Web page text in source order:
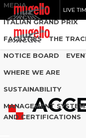
LIVE
MEDIA
ITALIAN GRAND PRIX
FACILITIES THE
NOTICE BOARD
WHERE WE ARE
SUSTAINABILITY
MANAGEMENT
AND CERTIFICATIONS